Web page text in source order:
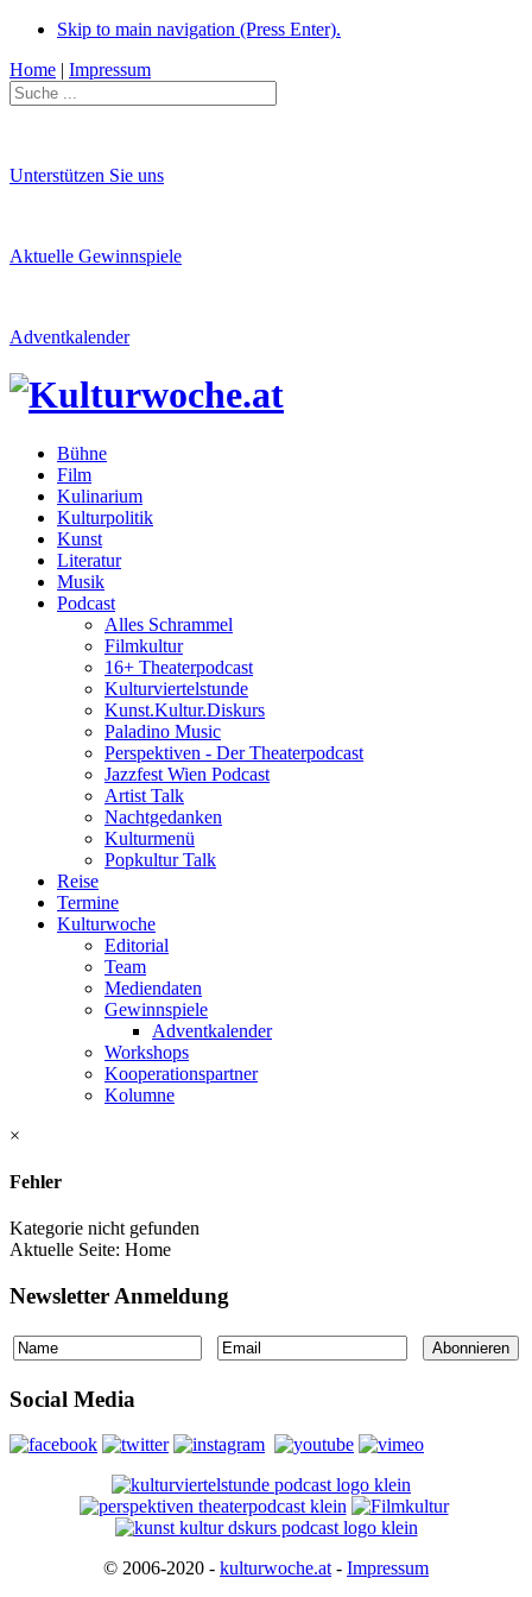
Skip to main navigation (Press Enter).
Home | Impressum
Unterstützen Sie uns
Aktuelle Gewinnspiele
Adventkalender
Bühne
Film
Kulinarium
Kulturpolitik
Kunst
Literatur
Musik
Podcast
Alles Schrammel
Filmkultur
16+ Theaterpodcast
Kulturviertelstunde
Kunst.Kultur.Diskurs
Paladino Music
Perspektiven - Der Theaterpodcast
Jazzfest Wien Podcast
Artist Talk
Nachtgedanken
Kulturmenü
Popkultur Talk
Reise
Termine
Kulturwoche
Editorial
Team
Mediendaten
Gewinnspiele
Adventkalender
Workshops
Kooperationspartner
Kolumne
×
Fehler
Kategorie nicht gefunden
Aktuelle Seite: Home
Newsletter Anmeldung
Social Media
© 2006-2020 - kulturwoche.at - Impressum